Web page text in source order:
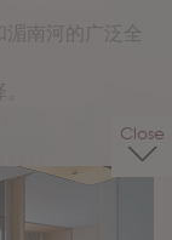
Close
南河的广泛全